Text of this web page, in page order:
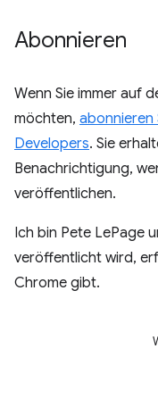
Abonnieren
Wenn Sie immer auf
möchten, abonnieren
Developers. Sie
Benachrichtigung,
veröffentlichen.
Ich bin Pete LePage
veröffentlicht wird,
Chrome gibt.